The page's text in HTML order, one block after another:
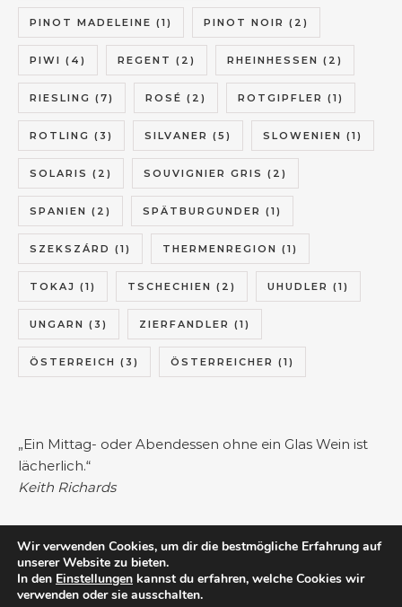
PINOT MADELEINE (1) PINOT NOIR (2)
PIWI (4) REGENT (2) RHEINHESSEN (2)
RIESLING (7) ROSÉ (2) ROTGIPFLER (1)
ROTLING (3) SILVANER (5) SLOWENIEN (1)
SOLARIS (2) SOUVIGNIER GRIS (2)
SPANIEN (2) SPÄTBURGUNDER (1)
SZEKSZÁRD (1) THERMENREGION (1)
TOKAJ (1) TSCHECHIEN (2) UHUDLER (1)
UNGARN (3) ZIERFANDLER (1)
ÖSTERREICH (3) ÖSTERREICHER (1)
„Ein Mittag- oder Abendessen ohne ein Glas Wein ist
lächerlich.“
Keith Richards
"Schade, dass man einen Wein nicht streicheln kann." Kurt
Tucholsky
Wir verwenden Cookies, um dir die bestmögliche Erfahrung auf
unserer Website zu bieten.
In den Einstellungen kannst du erfahren, welche Cookies wir
verwenden oder sie ausschalten.